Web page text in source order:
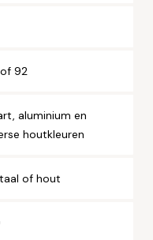
92
aluminium en
houtkleuren
of hout